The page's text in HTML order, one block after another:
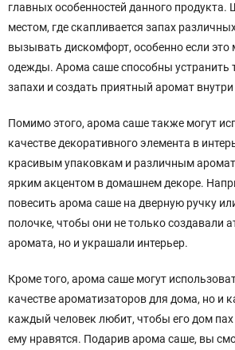
главных особенностей данного
местом, где скапливается запах
вызывать дискомфорт, особенно если это
одежды. Арома саше способны устранить
запахи и создать приятный аромат
Помимо этого, арома саше также могут
качестве декоративного элемента в
красивым упаковкам и различным
ярким акцентом в домашнем декоре.
повесить арома саше на дверную ручку
полочке, чтобы они не только создавали
аромата, но и украшали интерьер.
Кроме того, арома саше могут
качестве ароматизаторов для дома, но и
каждый человек любит, чтобы его дом
ему нравятся. Подарив арома саше, вы